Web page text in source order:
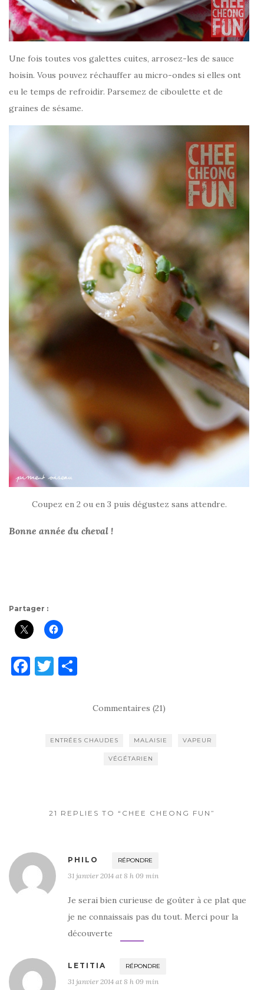
Une fois toutes vos galettes cuites, arrosez-les de sauce
hoisin. Vous pouvez réchauffer au micro-ondes si elles ont
eu le temps de refroidir. Parsemez de ciboulette et de
graines de sésame.
Coupez en 2 ou en 3 puis dégustez sans attendre.
Bonne année du cheval !
Partager :
F T
r
ta
er
Commentaires (21)
ENTRÉES CHAUDES MALAISIE VAPEUR
VÉGÉTARIEN
21 REPLIES TO “CHEE CHEONG FUN”
PHILO RÉPONDRE
31 janvier 2014 at 8 h 09 min
Je serai bien curieuse de goûter à ce plat que
je ne connaissais pas du tout. Merci pour la
découverte
LETITIA RÉPONDRE
31 janvier 2014 at 8 h 09 min